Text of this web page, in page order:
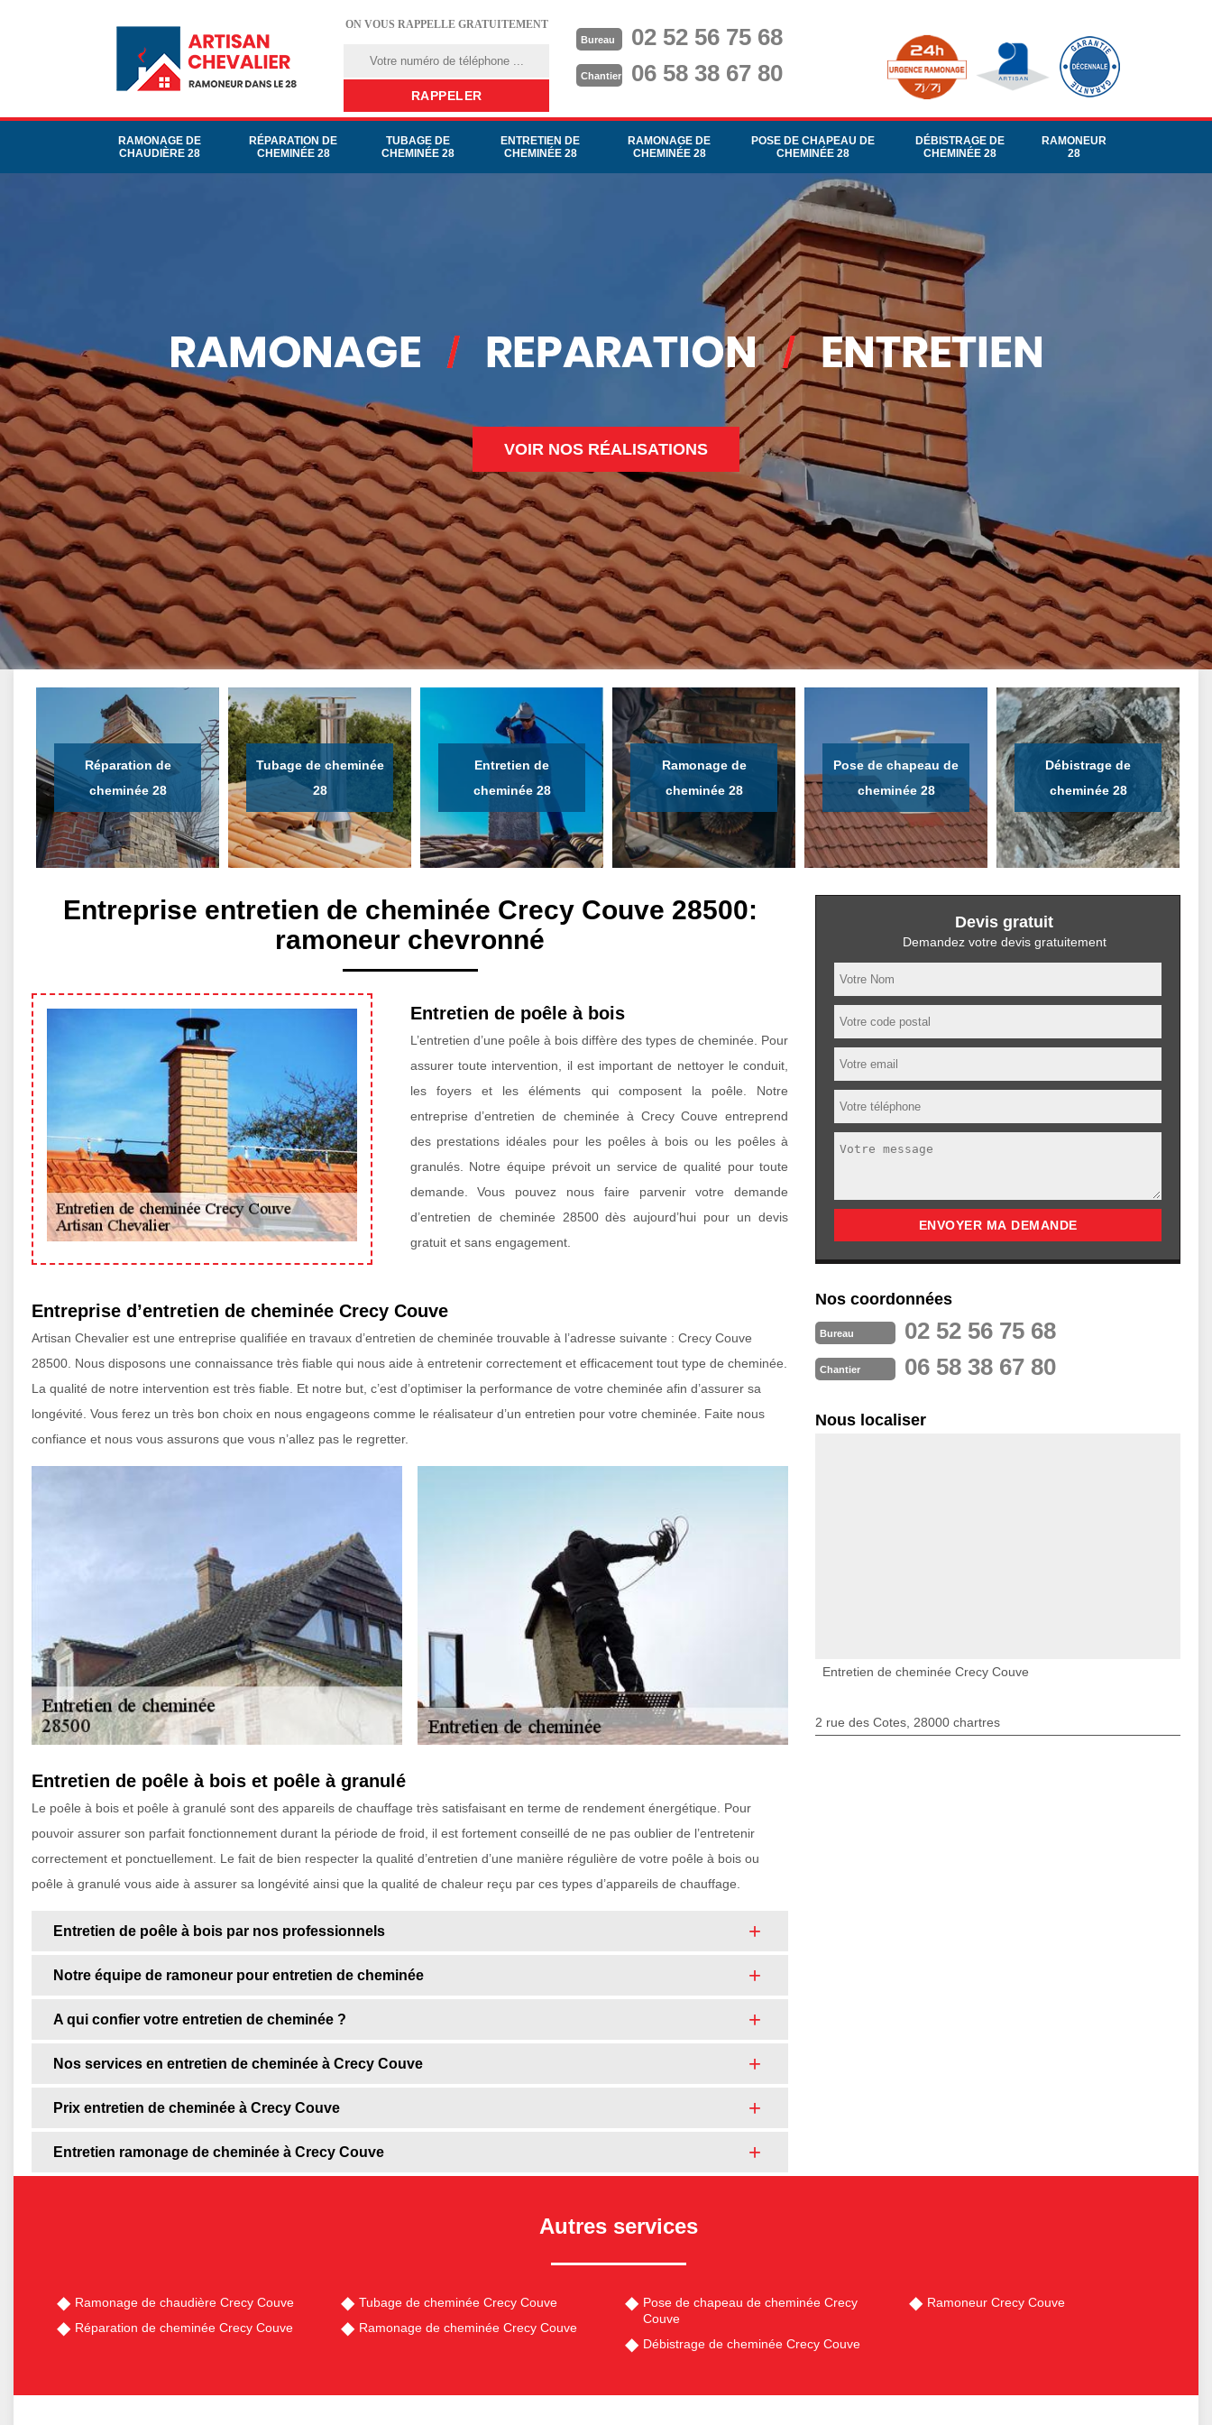
ON VOUS RAPPELLE GRATUITEMENT
Bureau 02 52 56 75 68
Chantier 06 58 38 67 80
RAMONAGE DE
CHAUDIÈRE 28
RÉPARATION DE
CHEMINÉE 28
TUBAGE DE
CHEMINÉE 28
ENTRETIEN DE
CHEMINÉE 28
RAMONAGE DE
CHEMINÉE 28
POSE DE CHAPEAU DE
CHEMINÉE 28
DÉBISTRAGE DE
CHEMINÉE 28
RAMONEUR
28
VOIR NOS RÉALISATIONS
Réparation de
cheminée 28
Tubage de cheminée
28
Entretien de
cheminée 28
Ramonage de
cheminée 28
Pose de chapeau de
cheminée 28
Débistrage de
cheminée 28
Entreprise entretien de cheminée Crecy Couve 28500:
ramoneur chevronné
Entretien de poêle à bois
L’entretien d’une poêle à bois diffère des types de cheminée. Pour
assurer toute intervention, il est important de nettoyer le conduit,
les foyers et les éléments qui composent la poêle. Notre
entreprise d’entretien de cheminée à Crecy Couve entreprend
des prestations idéales pour les poêles à bois ou les poêles à
granulés. Notre équipe prévoit un service de qualité pour toute
demande. Vous pouvez nous faire parvenir votre demande
d’entretien de cheminée 28500 dès aujourd’hui pour un devis
gratuit et sans engagement.
Entreprise d’entretien de cheminée Crecy Couve
Artisan Chevalier est une entreprise qualifiée en travaux d’entretien de cheminée trouvable à l’adresse suivante : Crecy Couve
28500. Nous disposons une connaissance très fiable qui nous aide à entretenir correctement et efficacement tout type de cheminée.
La qualité de notre intervention est très fiable. Et notre but, c’est d’optimiser la performance de votre cheminée afin d’assurer sa
longévité. Vous ferez un très bon choix en nous engageons comme le réalisateur d’un entretien pour votre cheminée. Faite nous
confiance et nous vous assurons que vous n’allez pas le regretter.
Entretien de poêle à bois et poêle à granulé
Le poêle à bois et poêle à granulé sont des appareils de chauffage très satisfaisant en terme de rendement énergétique. Pour
pouvoir assurer son parfait fonctionnement durant la période de froid, il est fortement conseillé de ne pas oublier de l’entretenir
correctement et ponctuellement. Le fait de bien respecter la qualité d’entretien d’une manière régulière de votre poêle à bois ou
poêle à granulé vous aide à assurer sa longévité ainsi que la qualité de chaleur reçu par ces types d’appareils de chauffage.
Entretien de poêle à bois par nos professionnels
Notre équipe de ramoneur pour entretien de cheminée
A qui confier votre entretien de cheminée ?
Nos services en entretien de cheminée à Crecy Couve
Prix entretien de cheminée à Crecy Couve
Entretien ramonage de cheminée à Crecy Couve
Devis gratuit
Demandez votre devis gratuitement
Nos coordonnées
Bureau 02 52 56 75 68
Chantier 06 58 38 67 80
Nous localiser
Entretien de cheminée Crecy Couve
2 rue des Cotes, 28000 chartres
Autres services
Ramonage de chaudière Crecy Couve
Réparation de cheminée Crecy Couve
Tubage de cheminée Crecy Couve
Ramonage de cheminée Crecy Couve
Pose de chapeau de cheminée Crecy
Couve
Débistrage de cheminée Crecy Couve
Ramoneur Crecy Couve